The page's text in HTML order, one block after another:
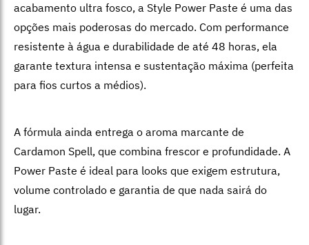
acabamento ultra fosco, a Style Power Paste é uma das
opções mais poderosas do mercado. Com performance
resistente à água e durabilidade de até 48 horas, ela
garante textura intensa e sustentação máxima (perfeita
para fios curtos a médios).
A fórmula ainda entrega o aroma marcante de
Cardamon Spell, que combina frescor e profundidade. A
Power Paste é ideal para looks que exigem estrutura,
volume controlado e garantia de que nada sairá do
lugar.